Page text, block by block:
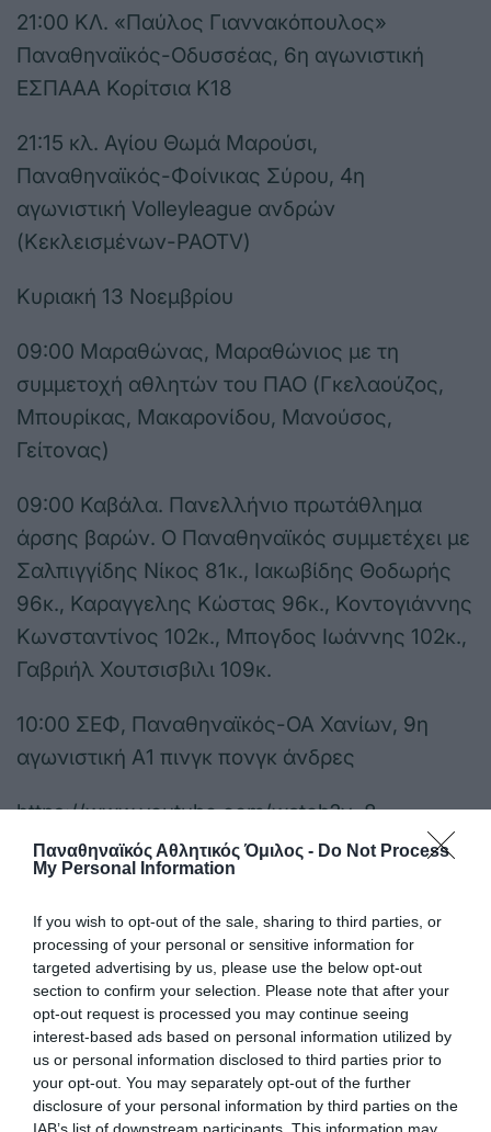
Παναθηναϊκός Αθλητικός Όμιλος - Do Not Process
My Personal Information
If you wish to opt-out of the sale, sharing to third parties, or
processing of your personal or sensitive information for
targeted advertising by us, please use the below opt-out
section to confirm your selection. Please note that after your
opt-out request is processed you may continue seeing
interest-based ads based on personal information utilized by
us or personal information disclosed to third parties prior to
your opt-out. You may separately opt-out of the further
disclosure of your personal information by third parties on the
IAB’s list of downstream participants. This information may
21:00 ΚΛ. «Παύλος Γιαννακόπουλος»
Παναθηναϊκός-Οδυσσέας, 6η αγωνιστική
ΕΣΠΑΑΑ Κορίτσια Κ18
21:15 κλ. Αγίου Θωμά Μαρούσι,
Παναθηναϊκός-Φοίνικας Σύρου, 4η
αγωνιστική Volleyleague ανδρών
(Κεκλεισμένων-PAOTV)
Κυριακή 13 Νοεμβρίου
09:00 Μαραθώνας, Μαραθώνιος με τη
συμμετοχή αθλητών του ΠΑΟ (Γκελαούζος,
Μπουρίκας, Μακαρονίδου, Μανούσος,
Γείτονας)
09:00 Καβάλα. Πανελλήνιο πρωτάθλημα
άρσης βαρών. Ο Παναθηναϊκός συμμετέχει με
Σαλπιγγίδης Νίκος 81κ., Ιακωβίδης Θοδωρής
96κ., Καραγγελης Κώστας 96κ., Κοντογιάννης
Κωνσταντίνος 102κ., Μπογδος Ιωάννης 102κ.,
Γαβριήλ Χουτσισβιλι 109κ.
10:00 ΣΕΦ, Παναθηναϊκός-ΟΑ Χανίων, 9η
αγωνιστική Α1 πινγκ πονγκ άνδρες
https://www.youtube.com/watch?v=8-
o01lHQDDs
με τη συμμετοχή της Δέσποινας Γεωργιάδου
(ομαδικό)
13:00 κλ. «Παύλος Γιαννακόπουλος»
Παναθηναϊκός-Εσπερίδες, 6η αγωνιστική
μπάσκετ γυναικών (PAOTV)